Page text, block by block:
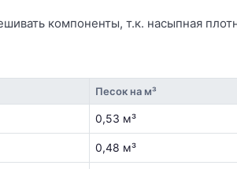
компоненты, т.к. насыпная
Песок на м³
0,53 м³
0,48 м³